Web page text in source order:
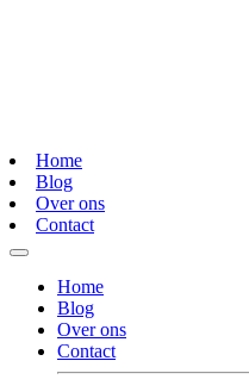
Home
Blog
Over ons
Contact
Home
Blog
Over ons
Contact